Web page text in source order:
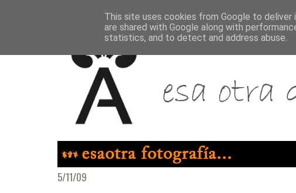
5/11/09
This site uses cookies from Google to
are shared with Google along with
statistics, and to detect and address abuse.